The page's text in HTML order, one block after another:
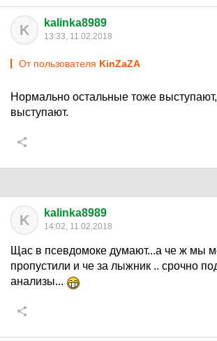
K kalinka8989
13:33, 11.02.2018
От пользователя KinZaZA
Нормально остальные тоже выступают,
выступают.
K kalinka8989
14:02, 11.02.2018
Щас в псевдомоке думают...а че ж мы
пропустили и че за лыжник .. срочно
анализы...